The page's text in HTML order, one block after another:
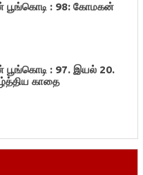
பூங்கொடி : 98: கோமகன்
பூங்கொடி : 97. இயல் 20.
காதை